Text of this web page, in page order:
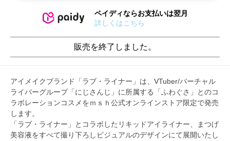
ペイディならお支払いは翌月
詳しくはこちら
販売を終了しました。
アイメイクブランド「ラブ・ライナー」は、VTuber/バーチャル
ライバーグループ「にじさんじ」に所属する「ふわぐさ」とのコ
ラボレーションコスメをｍｓｈ公式オンラインストア限定で発売
します。
「ラブ・ライナー」とコラボしたリキッドアイライナー、まつげ
美容液をすべて撮り下ろしビジュアルのデザインにて展開いたし